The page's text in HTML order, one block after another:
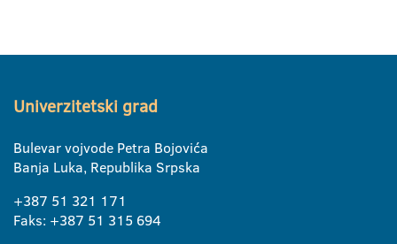
Univerzitetski grad
Bulevar vojvode Petra Bojovića
Banja Luka, Republika Srpska
+387 51 321 171
Faks: +387 51 315 694